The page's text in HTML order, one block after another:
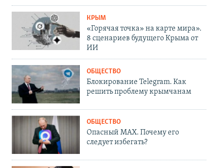
КРЫМ
«Горячая точка» на карте мира».
8 сценариев будущего Крыма от
ИИ
ОБЩЕСТВО
Блокирование Telegram. Как
решить проблему крымчанам
ОБЩЕСТВО
Опасный MAX. Почему его
следует избегать?